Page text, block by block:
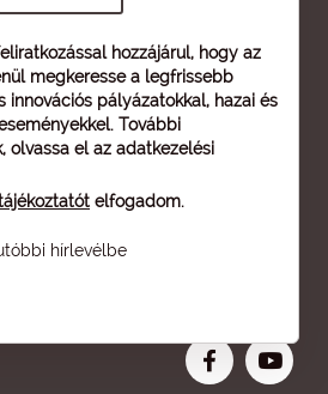
hozzájárul, hogy az
megkeresse a legfrissebb
innovációs pályázatokkal, hazai és
További
olvassa el az adatkezelési
elfogadom.
hírlevélbe